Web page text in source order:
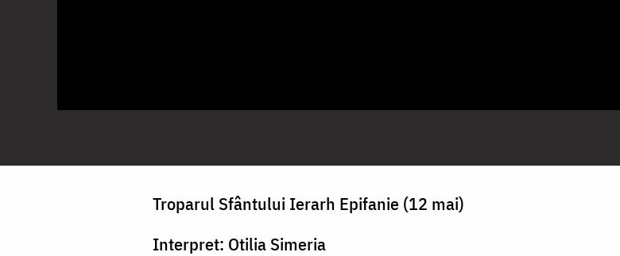
Troparul Sfântului Ierarh Epifanie (12 mai)
Interpret: Otilia Simeria